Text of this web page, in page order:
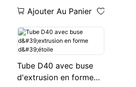
Ajouter Au Panier
Tube D40 avec buse
d'extrusion en forme